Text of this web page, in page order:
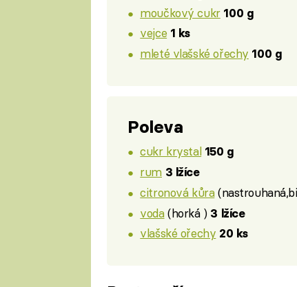
moučkový cukr 100 g
vejce 1 ks
mleté vlašské ořechy 100 g
Poleva
cukr krystal 150 g
rum 3 lžíce
citronová kůra
voda(horká ) 3 lžíce
vlašské ořechy 20 ks